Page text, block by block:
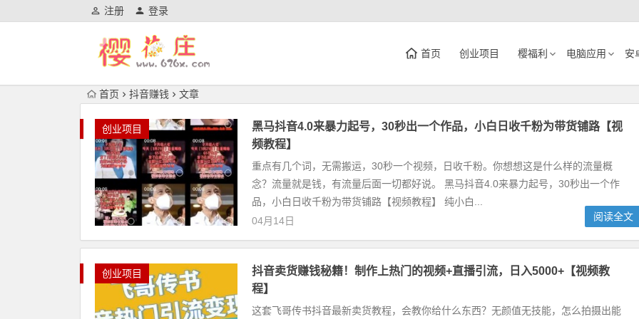
注册 登录
首页 创业项目 樱福利 电脑应用 安
首页 抖音赚钱 文章
创业项目
黑马抖音4.0来暴力起号，30秒出一个作品，小白日收千粉为带货铺路【视
频教程】
重点有几个词，无需搬运，30秒一个视频，日收千粉。你想想这是什么样的流量概
念？流量就是钱，有流量后面一切都好说。 黑马抖音4.0来暴力起号，30秒出一个作
品，小白日收千粉为带货铺路【视频教程】 纯小白...
04月14日
阅读全文
创业项目
抖音卖货赚钱秘籍！制作上热门的视频+直播引流，日入5000+【视频教
程】
这套飞哥传书抖音最新卖货教程，会教你给什么东西？无颜值无技能，怎么拍摄出能